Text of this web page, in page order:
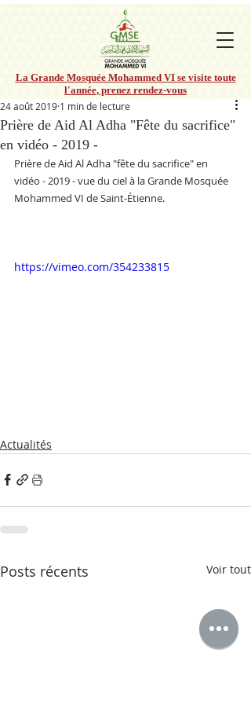
La Grande Mosquée Mohammed VI se visite toute
l'année, prenez rendez-vous
Prière de Aid Al Adha "Fête du sacrifice"
en vidéo - 2019 -
24 août 2019 1 min de lecture
Prière de Aid Al Adha "fête du sacrifice" en
vidéo - 2019 - vue du ciel à la Grande Mosquée
Mohammed VI de Saint-Étienne.
https://vimeo.com/354233815
Actualités
Posts récents Voir tout